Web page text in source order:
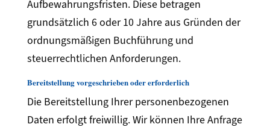
Aufbewahrungsfristen. Diese betragen
grundsätzlich 6 oder 10 Jahre aus Gründen der
ordnungsmäßigen Buchführung und
steuerrechtlichen Anforderungen.
Bereitstellung vorgeschrieben oder erforderlich
Die Bereitstellung Ihrer personenbezogenen
Daten erfolgt freiwillig. Wir können Ihre Anfrage